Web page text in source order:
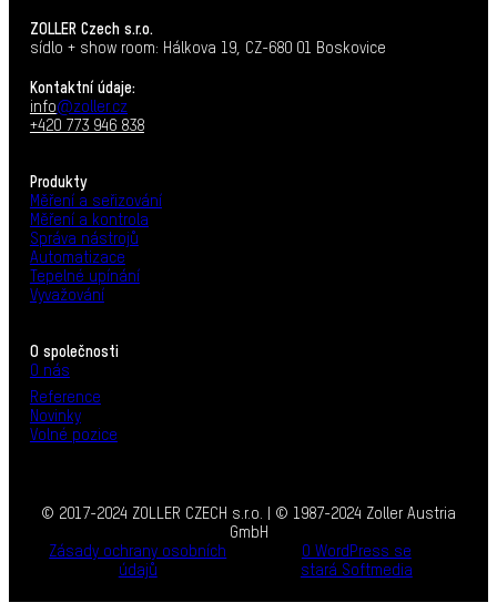
ZOLLER Czech s.r.o.
sídlo + show room: Hálkova 19, CZ-680 01 Boskovice
Kontaktní údaje:
info@zoller.cz
+420 773 946 838
Produkty
Měření a seřizování
Měření a kontrola
Správa nástrojů
Automatizace
Tepelné upínání
Vyvažování
O společnosti
O nás
Reference
Novinky
Volné pozice
© 2017-2024 ZOLLER CZECH s.r.o. | © 1987-2024 Zoller Austria
GmbH
Zásady ochrany osobních
údajů
O WordPress se
stará Softmedia